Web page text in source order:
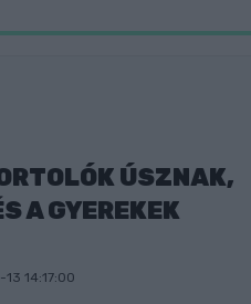
ÚSZNAK,
A GYEREKEK
14:17:00